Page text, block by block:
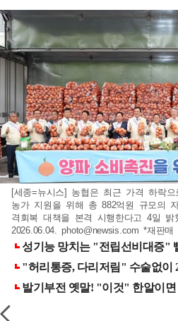
[세종=뉴시스] 농협은 최근 가격 하락
농가 지원을 위해 총 882억원 규모의
격회복 대책을 본격 시행한다고 4일 밝
2026.06.04.photo@newsis.com *재판